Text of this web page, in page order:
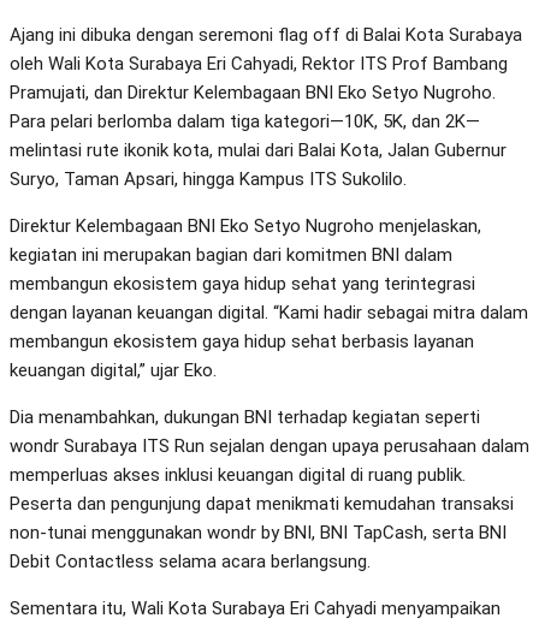
Ajang ini dibuka dengan seremoni flag off di Balai Kota Surabaya
oleh Wali Kota Surabaya Eri Cahyadi, Rektor ITS Prof Bambang
Pramujati, dan Direktur Kelembagaan BNI Eko Setyo Nugroho.
Para pelari berlomba dalam tiga kategori—10K, 5K, dan 2K—
melintasi rute ikonik kota, mulai dari Balai Kota, Jalan Gubernur
Suryo, Taman Apsari, hingga Kampus ITS Sukolilo.
Direktur Kelembagaan BNI Eko Setyo Nugroho menjelaskan,
kegiatan ini merupakan bagian dari komitmen BNI dalam
membangun ekosistem gaya hidup sehat yang terintegrasi
dengan layanan keuangan digital. “Kami hadir sebagai mitra dalam
membangun ekosistem gaya hidup sehat berbasis layanan
keuangan digital,” ujar Eko.
Dia menambahkan, dukungan BNI terhadap kegiatan seperti
wondr Surabaya ITS Run sejalan dengan upaya perusahaan dalam
memperluas akses inklusi keuangan digital di ruang publik.
Peserta dan pengunjung dapat menikmati kemudahan transaksi
non-tunai menggunakan wondr by BNI, BNI TapCash, serta BNI
Debit Contactless selama acara berlangsung.
Sementara itu, Wali Kota Surabaya Eri Cahyadi menyampaikan